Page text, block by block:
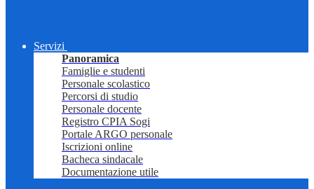
Servizi
Panoramica
Famiglie e studenti
Personale scolastico
Percorsi di studio
Personale docente
Registro CPIA Sogi
Portale ARGO personale
Iscrizioni online
Bacheca sindacale
Documentazione utile